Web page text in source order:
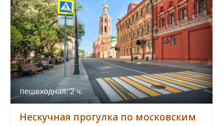
пешеходная: 2 ч.
Нескучная прогулка по московским